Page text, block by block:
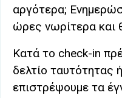
αργότερα;
ώρες νωρίτερα και
Κατά το check-in
δελτίο ταυτότητας
επιστρέψουμε τα